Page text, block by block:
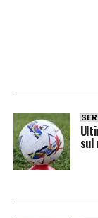
Mundo
nome in
fascino
futuro.
LA
sul